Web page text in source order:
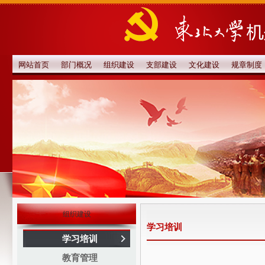
网站首页 部门概况 组织建设 支部建设 文化建设 规章制度
组织建设
学习培训
教育管理
学习培训